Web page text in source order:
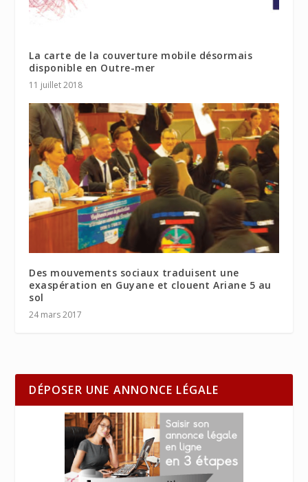
La carte de la couverture mobile désormais
disponible en Outre-mer
11 juillet 2018
Des mouvements sociaux traduisent une
exaspération en Guyane et clouent Ariane 5 au
sol
24 mars 2017
DÉPOSER UNE ANNONCE LÉGALE